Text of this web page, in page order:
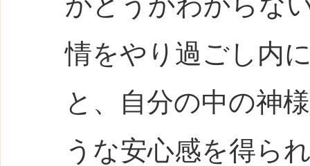
情をやり過ごし内
と、自分の中の神
うな安心感を得ら